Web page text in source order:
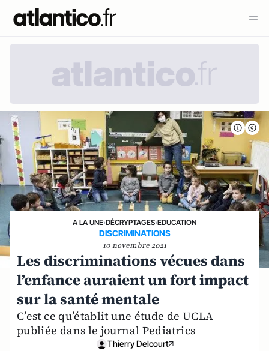
A LA UNE›DÉCRYPTAGES›EDUCATION
DISCRIMINATIONS
10 novembre 2021
Les discriminations vécues dans
l’enfance auraient un fort impact
sur la santé mentale
C’est ce qu’établit une étude de UCLA
publiée dans le journal Pediatrics
Thierry Delcourt